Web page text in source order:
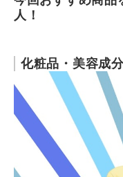
人！
化粧品・美容成